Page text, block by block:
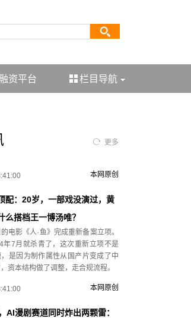
资平台 栏目导航
更多
配：20岁，一部戏没演过，黄
么搭档王一博汤唯？
电影《人·鱼》完成重新备案立项。
年7月就杀青了，这次重新立项不是
，是因为制作属性从国产片变成了中
资本结构做了调整，走合规流程。
本网原创
AI漫剧赛道同时炸出两颗雷：
本网原创